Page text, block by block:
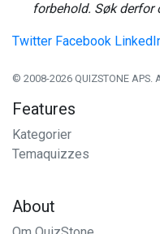
forbehold. Søk derfor
Twitter Facebook
© 2008-2026 QUIZSTONE APS.
Features
Kategorier
Temaquizzes
About